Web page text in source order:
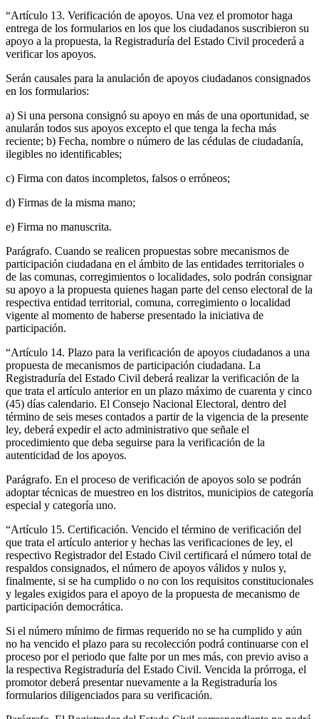
“Artículo 13. Verificación de apoyos. Una vez el promotor haga
entrega de los formularios en los que los ciudadanos suscribieron su
apoyo a la propuesta, la Registraduría del Estado Civil procederá a
verificar los apoyos.
Serán causales para la anulación de apoyos ciudadanos consignados
en los formularios:
a) Si una persona consignó su apoyo en más de una oportunidad, se
anularán todos sus apoyos excepto el que tenga la fecha más
reciente; b) Fecha, nombre o número de las cédulas de ciudadanía,
ilegibles no identificables;
c) Firma con datos incompletos, falsos o erróneos;
d) Firmas de la misma mano;
e) Firma no manuscrita.
Parágrafo. Cuando se realicen propuestas sobre mecanismos de
participación ciudadana en el ámbito de las entidades territoriales o
de las comunas, corregimientos o localidades, solo podrán consignar
su apoyo a la propuesta quienes hagan parte del censo electoral de la
respectiva entidad territorial, comuna, corregimiento o localidad
vigente al momento de haberse presentado la iniciativa de
participación.
“Artículo 14. Plazo para la verificación de apoyos ciudadanos a una
propuesta de mecanismos de participación ciudadana. La
Registraduría del Estado Civil deberá realizar la verificación de la
que trata el artículo anterior en un plazo máximo de cuarenta y cinco
(45) días calendario. El Consejo Nacional Electoral, dentro del
término de seis meses contados a partir de la vigencia de la presente
ley, deberá expedir el acto administrativo que señale el
procedimiento que deba seguirse para la verificación de la
autenticidad de los apoyos.
Parágrafo. En el proceso de verificación de apoyos solo se podrán
adoptar técnicas de muestreo en los distritos, municipios de categoría
especial y categoría uno.
“Artículo 15. Certificación. Vencido el término de verificación del
que trata el artículo anterior y hechas las verificaciones de ley, el
respectivo Registrador del Estado Civil certificará el número total de
respaldos consignados, el número de apoyos válidos y nulos y,
finalmente, si se ha cumplido o no con los requisitos constitucionales
y legales exigidos para el apoyo de la propuesta de mecanismo de
participación democrática.
Si el número mínimo de firmas requerido no se ha cumplido y aún
no ha vencido el plazo para su recolección podrá continuarse con el
proceso por el periodo que falte por un mes más, con previo aviso a
la respectiva Registraduría del Estado Civil. Vencida la prórroga, el
promotor deberá presentar nuevamente a la Registraduría los
formularios diligenciados para su verificación.